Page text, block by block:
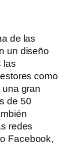
de las
un diseño
las
como
gran
de 50
redes
Facebook,